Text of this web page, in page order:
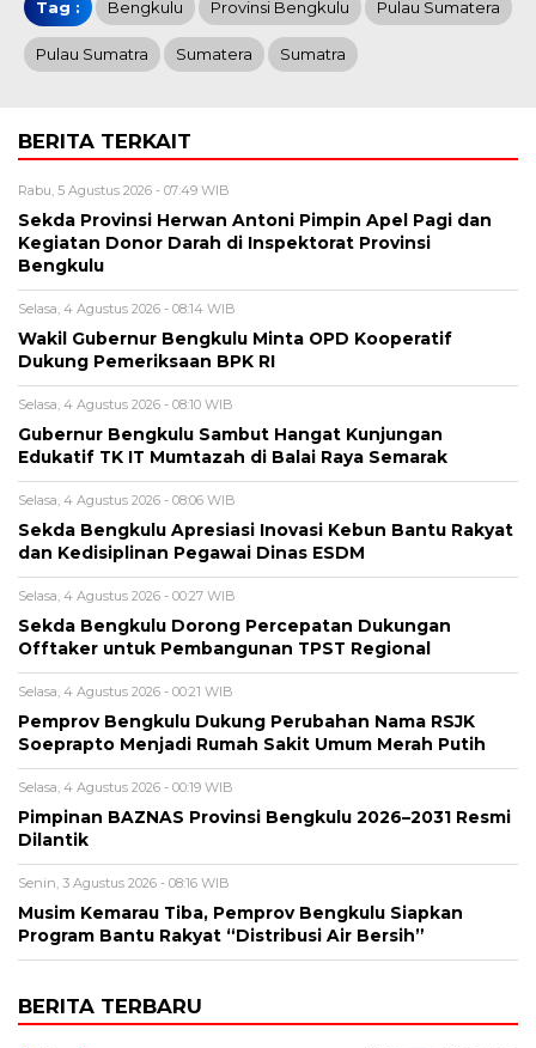
Tag : Bengkulu Provinsi Bengkulu Pulau Sumatera
Pulau Sumatra Sumatera Sumatra
BERITA TERKAIT
Rabu, 5 Agustus 2026 - 07:49 WIB
Sekda Provinsi Herwan Antoni Pimpin Apel Pagi dan
Kegiatan Donor Darah di Inspektorat Provinsi
Bengkulu
Selasa, 4 Agustus 2026 - 08:14 WIB
Wakil Gubernur Bengkulu Minta OPD Kooperatif
Dukung Pemeriksaan BPK RI
Selasa, 4 Agustus 2026 - 08:10 WIB
Gubernur Bengkulu Sambut Hangat Kunjungan
Edukatif TK IT Mumtazah di Balai Raya Semarak
Selasa, 4 Agustus 2026 - 08:06 WIB
Sekda Bengkulu Apresiasi Inovasi Kebun Bantu Rakyat
dan Kedisiplinan Pegawai Dinas ESDM
Selasa, 4 Agustus 2026 - 00:27 WIB
Sekda Bengkulu Dorong Percepatan Dukungan
Offtaker untuk Pembangunan TPST Regional
Selasa, 4 Agustus 2026 - 00:21 WIB
Pemprov Bengkulu Dukung Perubahan Nama RSJK
Soeprapto Menjadi Rumah Sakit Umum Merah Putih
Selasa, 4 Agustus 2026 - 00:19 WIB
Pimpinan BAZNAS Provinsi Bengkulu 2026–2031 Resmi
Dilantik
Senin, 3 Agustus 2026 - 08:16 WIB
Musim Kemarau Tiba, Pemprov Bengkulu Siapkan
Program Bantu Rakyat “Distribusi Air Bersih”
BERITA TERBARU